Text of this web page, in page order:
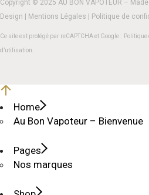
Copyright © 2025 AU BON VAPOTEUR –
Design | Mentions Légales | Politique de
Ce site est protégé par reCAPTCHA et Google :
d’utilisation
Home
Au Bon Vapoteur – Bienvenue
Pages
Nos marques